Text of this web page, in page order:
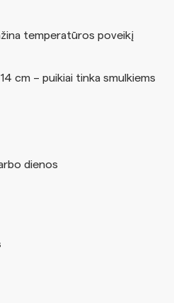
temperatūros poveikį
cm – puikiai tinka smulkiems
dienos